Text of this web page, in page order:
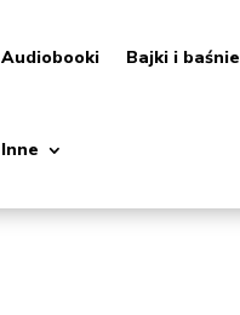
Audiobooki Bajki i baśnie
Inne